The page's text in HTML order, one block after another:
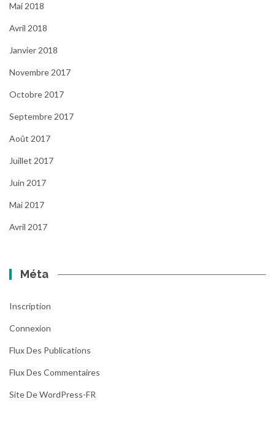
Mai 2018
Avril 2018
Janvier 2018
Novembre 2017
Octobre 2017
Septembre 2017
Août 2017
Juillet 2017
Juin 2017
Mai 2017
Avril 2017
Méta
Inscription
Connexion
Flux Des Publications
Flux Des Commentaires
Site De WordPress-FR